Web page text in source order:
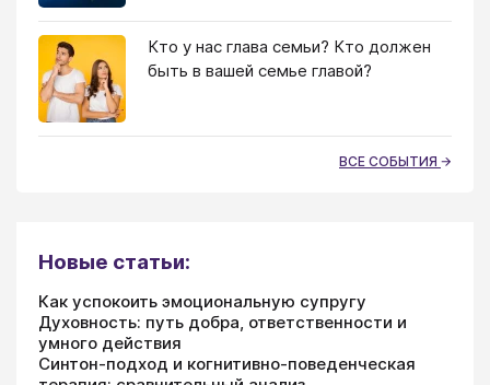
Кто у нас глава семьи? Кто должен
быть в вашей семье главой?
ВСЕ СОБЫТИЯ
Новые статьи:
Как успокоить эмоциональную супругу
Духовность: путь добра, ответственности и
умного действия
Синтон-подход и когнитивно-поведенческая